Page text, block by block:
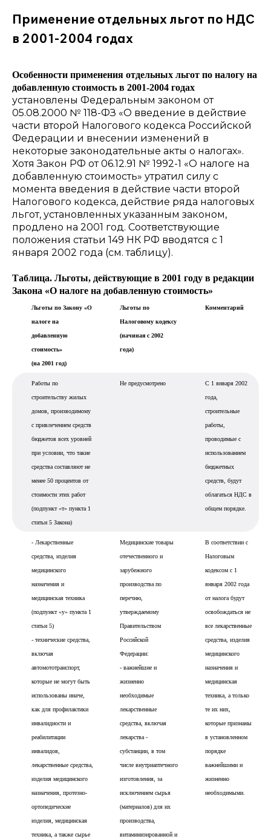
Применение отдельных льгот по НДС
в 2001-2004 годах
Особенности применения отдельных льгот по налогу на
добавленную стоимость в 2001-2004 годах
установлены Федеральным законом от
05.08.2000 № 118-ФЗ «О введение в действие
части второй Налогового кодекса Российской
Федерации и внесении изменений в
некоторые законодательные акты о налогах».
Хотя Закон РФ от 06.12.91 № 1992-1 «О налоге на
добавленную стоимость» утратил силу с
момента введения в действие части второй
Налогового кодекса, действие ряда налоговых
льгот, установленных указанным законом,
продлено на 2001 год. Соответствующие
положения статьи 149 НК РФ вводятся с 1
января 2002 года (см. таблицу).
Таблица. Льготы, действующие в 2001 году в редакции
Закона «О налоге на добавленную стоимость»
Льготы по Закону «О
налоге на
добавленную
стоимость»
(на 2001 год)
Льготы по
Налоговому кодексу
(начиная с 2002
года)
Комментарий
Работы по
строительству жилых
домов, производимому
с привлечением средств
бюджетов всех уровней
при условии, что такие
средства составляют не
менее 50 процентов от
стоимости этих работ
(подпункт «т» пункта 1
статьи 5 Закона)
Не предусмотрено С 1 января 2002
года,
строительные
работы,
проводимые с
использованием
бюджетных
средств, будут
облагаться НДС в
общем порядке.
- Лекарственные
средства, изделия
медицинского
назначения и
медицинская техника
(подпункт «у» пункта 1
статьи 5)
- технические средства,
включая
автомототранспорт,
которые не могут быть
использованы иначе,
как для профилактики
инвалидности и
реабилитации
инвалидов,
лекарственные средства,
изделия медицинского
назначения, протезно-
ортопедические
изделия, медицинская
техника, а также сырье
Медицинские товары
отечественного и
зарубежного
производства по
перечню,
утверждаемому
Правительством
Российской
Федерации:
- важнейшие и
жизненно
необходимые
лекарственные
средства, включая
лекарства -
субстанции, в том
числе внутриаптечного
изготовления, за
исключением сырья
(материалов) для их
производства,
витаминизированной и
В соответствии с
Налоговым
кодексом с 1
января 2002 года
от налога будут
освобождаться не
все лекарственные
средства, изделия
медицинского
назначения и
медицинская
техника, а только
те их них,
которые признаны
в установленном
порядке
важнейшими и
жизненно
необходимыми.